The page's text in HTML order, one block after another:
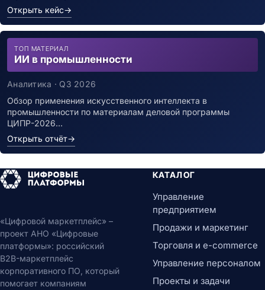
Открыть кейс→
ТОП МАТЕРИАЛ
ИИ в промышленности
Аналитика · Q3 2026
Обзор применения искусственного интеллекта в
промышленности по материалам деловой программы
ЦИПР-2026…
Открыть отчёт→
«Цифровой маркетплейс» –
проект АНО «Цифровые
платформы»: российский
B2B-маркетплейс
корпоративного ПО, который
помогает компаниям
КАТАЛОГ
Управление
предприятием
Продажи и маркетинг
Торговля и e-commerce
Управление персоналом
Проекты и задачи